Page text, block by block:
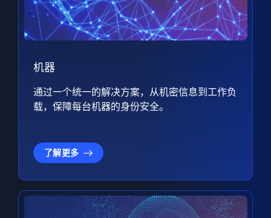
机器
通过一个统一的解决方案，从机密信息到工作负
载，保障每台机器的身份安全。
了解更多